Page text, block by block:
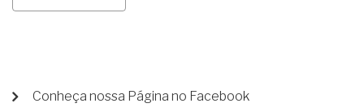
ARREMATADO
MENU
Conheça nossa Página no Facebook